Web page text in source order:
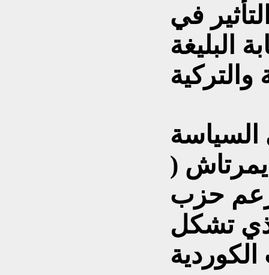
في
البليغة
السياسة
(
حزب
تشكل